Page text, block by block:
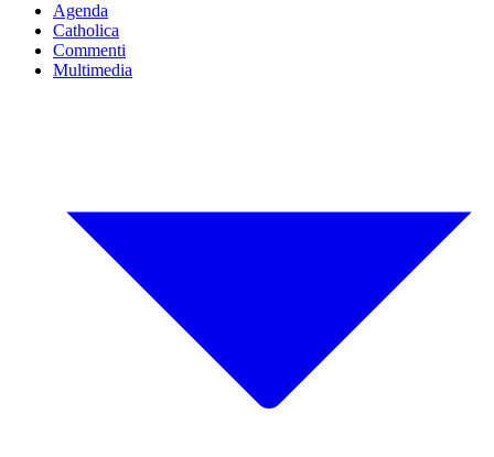
Agenda
Catholica
Commenti
Multimedia